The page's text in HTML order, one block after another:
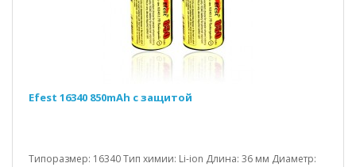
Efest 16340 850mAh c защитой
Типоразмер: 16340 Тип химии: Li-ion Длина: 36 мм Диаметр: